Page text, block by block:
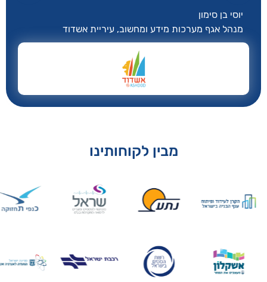
יוסי בן סימון
מנהל אגף מערכות מידע ומחשוב, עיריית אשדוד
מבין לקוחותינו